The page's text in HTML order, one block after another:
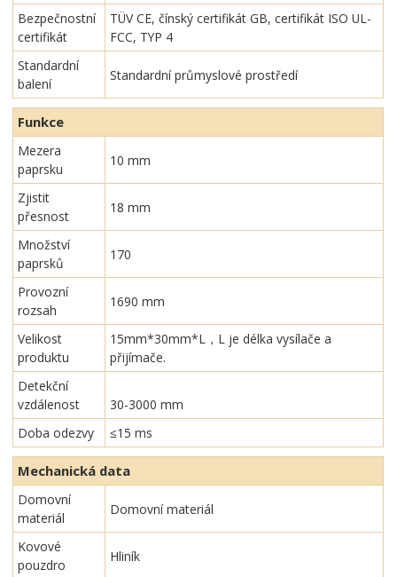
Bezpečnostní
certifikát
TÜV CE, čínský certifikát GB, certifikát ISO UL-
FCC, TYP 4
Standardní
balení
Standardní průmyslové prostředí
Funkce
Mezera
paprsku
10 mm
Zjistit
přesnost
18 mm
Množství
paprsků
170
Provozní
rozsah
1690 mm
Velikost
produktu
15mm*30mm*L，L je délka vysílače a
přijímače.
Detekční
vzdálenost
30-3000 mm
Doba odezvy
≤15 ms
Mechanická data
Domovní
materiál
Domovní materiál
Kovové
pouzdro
Hliník